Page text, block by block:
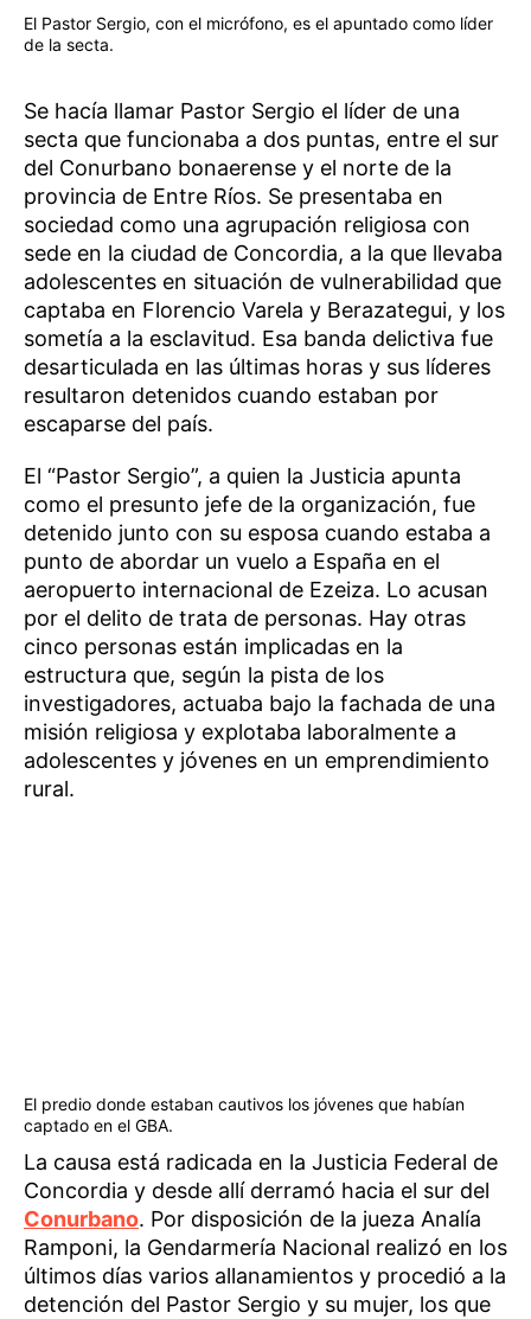
El Pastor Sergio, con el micrófono, es el apuntado como líder
de la secta.
Se hacía llamar Pastor Sergio el líder de una
secta que funcionaba a dos puntas, entre el sur
del Conurbano bonaerense y el norte de la
provincia de Entre Ríos. Se presentaba en
sociedad como una agrupación religiosa con
sede en la ciudad de Concordia, a la que llevaba
adolescentes en situación de vulnerabilidad que
captaba en Florencio Varela y Berazategui, y los
sometía a la esclavitud. Esa banda delictiva fue
desarticulada en las últimas horas y sus líderes
resultaron detenidos cuando estaban por
escaparse del país.
El “Pastor Sergio”, a quien la Justicia apunta
como el presunto jefe de la organización, fue
detenido junto con su esposa cuando estaba a
punto de abordar un vuelo a España en el
aeropuerto internacional de Ezeiza. Lo acusan
por el delito de trata de personas. Hay otras
cinco personas están implicadas en la
estructura que, según la pista de los
investigadores, actuaba bajo la fachada de una
misión religiosa y explotaba laboralmente a
adolescentes y jóvenes en un emprendimiento
rural.
El predio donde estaban cautivos los jóvenes que habían
captado en el GBA.
La causa está radicada en la Justicia Federal de
Concordia y desde allí derramó hacia el sur del
Conurbano. Por disposición de la jueza Analía
Ramponi, la Gendarmería Nacional realizó en los
últimos días varios allanamientos y procedió a la
detención del Pastor Sergio y su mujer, los que